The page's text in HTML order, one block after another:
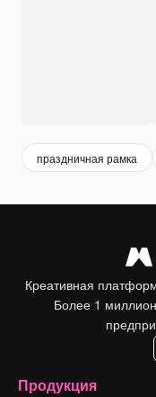
праздничная рамка
Креативная
Более 1
Продукция